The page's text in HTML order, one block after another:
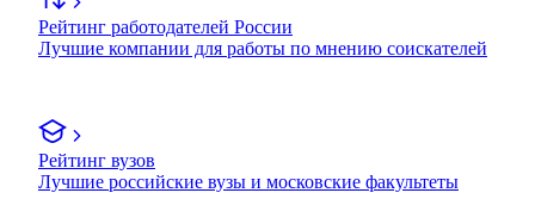
Рейтинг работодателей России
Лучшие компании для работы по мнению соискателей
Рейтинг вузов
Лучшие российские вузы и московские факультеты